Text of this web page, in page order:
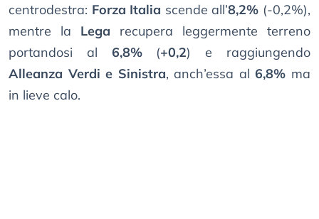
centrodestra: Forza Italia scende all’8,2% (-0,2%),
mentre la Lega recupera leggermente terreno
portandosi al 6,8%(+0,2) e raggiungendo
Alleanza Verdi e Sinistra, anch’essa al6,8% ma
in lieve calo.